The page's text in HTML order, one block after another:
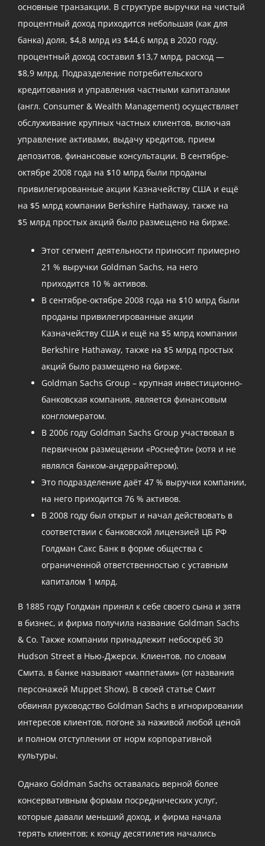
основные транзакции. В структуре выручки на чистый
процентный доход приходится небольшая (как для
банка) доля, $4,8 млрд из $44,6 млрд в 2020 году,
процентный доход составил $13,7 млрд, расход —
$8,9 млрд. Подразделение потребительского
кредитования и управления частными капиталами
(англ. Consumer & Wealth Management) осуществляет
обслуживание крупных частных клиентов, включая
управление активами, выдачу кредитов, прием
депозитов, финансовые консультации. В сентябре-
октябре 2008 года на $10 млрд были проданы
привилегированные акции Казначейству США и ещё
на $5 млрд компании Berkshire Hathaway, также на
$5 млрд простых акций было размещено на бирже.
Этот сегмент деятельности приносит примерно
21 % выручки Goldman Sachs, на него
приходится 10 % активов.
В сентябре-октябре 2008 года на $10 млрд были
проданы привилегированные акции
Казначейству США и ещё на $5 млрд компании
Berkshire Hathaway, также на $5 млрд простых
акций было размещено на бирже.
Goldman Sachs Group – крупная инвестиционно-
банковская компания, является финансовым
конгломератом.
В 2006 году Goldman Sachs Group участвовал в
первичном размещении «Роснефти» (хотя и не
являлся банком-андеррайтером).
Это подразделение даёт 47 % выручки компании,
на него приходится 76 % активов.
В 2008 году был открыт и начал действовать в
соответствии с банковской лицензией ЦБ РФ
Голдман Сакс Банк в форме общества с
ограниченной ответственностью с уставным
капиталом 1 млрд.
В 1885 году Голдман принял к себе своего сына и зятя
в бизнес, и фирма получила название Goldman Sachs
& Co. Также компании принадлежит небоскрёб 30
Hudson Street в Нью-Джерси. Клиентов, по словам
Смита, в банке называют «маппетами» (от названия
персонажей Muppet Show). В своей статье Смит
обвинял руководство Goldman Sachs в игнорировании
интересов клиентов, погоне за наживой любой ценой
и полном отступлении от норм корпоративной
культуры.
Однако Goldman Sachs оставалась верной более
консервативным формам посреднических услуг,
которые давали меньший доход, и фирма начала
терять клиентов; к концу десятилетия начались